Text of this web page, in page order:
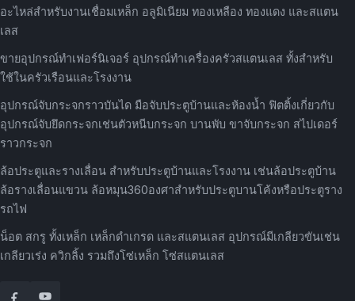
อะไหล่สำหรับงานเชื่อมเหล็ก อลูมิเนียม ทองเหลือง ทองแดง และสแตน
เลส
ขายอุปกรณ์ทำเฟอร์นิเจอร์ อุปกรณ์ทำเครื่องครัวสแตนเลส ทั้งสำหรับ
ใช้ในครัวเรือนและโรงงาน
อุปกรณ์จับกระจกราวบันได มือจับประตูบ้านและห้องน้ำ ฟิตติ้งเกี่ยวกับ
อุปกรณ์จับยึดกระจกเช่นตัวหนีบกระจก บานพับ ขาจับกระจก สไปเดอร์
ราวกระจก
ล้อประตูและรางเลื่อน สำหรับประตูบ้านและโรงงาน เช่นล้อประตูบ้าน
ล้อรางเลื่อนแขวน ล้อหมุน360องศาสำหรับประตูบานโค้งหรือประตูราง
รถไฟ
น็อต สกรู ทั้งเหล็ก เหล็กดำเกรด และสแตนเลส อุปกรณ์มีเกลียวขันเช่น
เกลียวเร่ง ควิกลิ้ง รวมถึงโซ่เหล็ก โซ่สแตนเลส